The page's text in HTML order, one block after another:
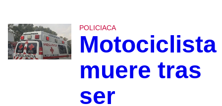
POLICIACA
Motociclista
muere tras
ser